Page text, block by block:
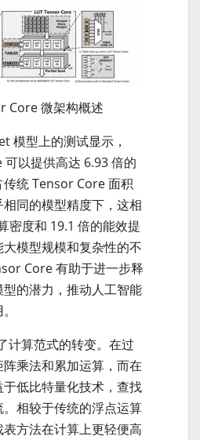
Core 微架构概述
模型上的测试显示，
以提供高达 6.93 倍的
统 Tensor Core 面积
同的模型精度下，这相
密度和 19.1 倍的能效提
模型规模和复杂性的不
Core 有助于进一步释
的潜力，推动人工智能
计算范式的转变。在过
乘法和累加运算，而在
低比特量化技术，查找
相较于传统的浮点运算
方法在计算上更轻便高